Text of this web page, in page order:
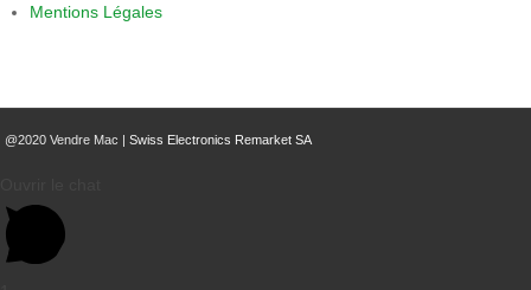
Mentions Légales
@2020 Vendre Mac |Swiss Electronics Remarket SA